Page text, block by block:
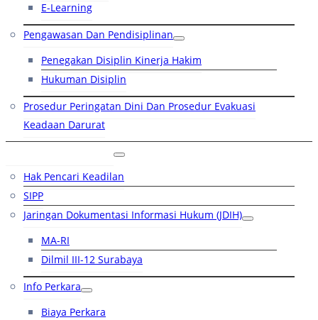
E-Learning
Pengawasan Dan Pendisiplinan
Penegakan Disiplin Kinerja Hakim
Hukuman Disiplin
Prosedur Peringatan Dini Dan Prosedur Evakuasi
Keadaan Darurat
Hak Pencari Keadilan
SIPP
Jaringan Dokumentasi Informasi Hukum (JDIH)
MA-RI
Dilmil III-12 Surabaya
Info Perkara
Biaya Perkara